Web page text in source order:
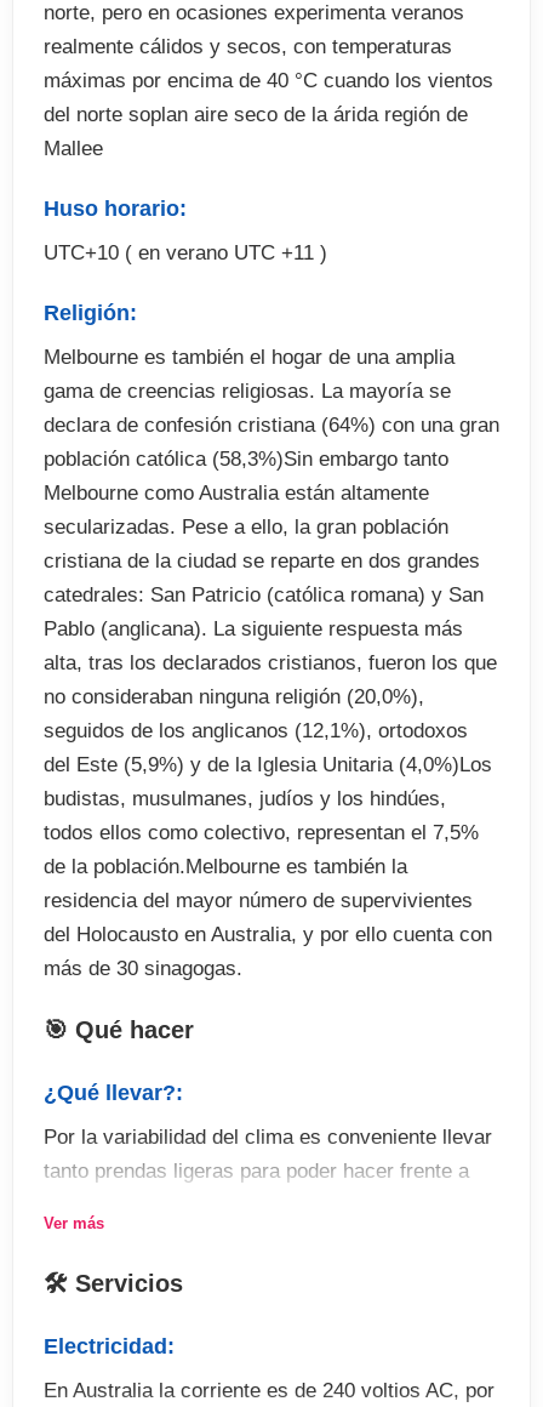
norte, pero en ocasiones experimenta veranos
realmente cálidos y secos, con temperaturas
máximas por encima de 40 °C cuando los vientos
del norte soplan aire seco de la árida región de
Mallee
Huso horario:
UTC+10 ( en verano UTC +11 )
Religión:
Melbourne es también el hogar de una amplia
gama de creencias religiosas. La mayoría se
declara de confesión cristiana (64%) con una gran
población católica (58,3%)Sin embargo tanto
Melbourne como Australia están altamente
secularizadas. Pese a ello, la gran población
cristiana de la ciudad se reparte en dos grandes
catedrales: San Patricio (católica romana) y San
Pablo (anglicana). La siguiente respuesta más
alta, tras los declarados cristianos, fueron los que
no consideraban ninguna religión (20,0%),
seguidos de los anglicanos (12,1%), ortodoxos
del Este (5,9%) y de la Iglesia Unitaria (4,0%)Los
budistas, musulmanes, judíos y los hindúes,
todos ellos como colectivo, representan el 7,5%
de la población.Melbourne es también la
residencia del mayor número de supervivientes
del Holocausto en Australia, y por ello cuenta con
más de 30 sinagogas.
🎯 Qué hacer
¿Qué llevar?:
Por la variabilidad del clima es conveniente llevar
tanto prendas ligeras para poder hacer frente a
impermeable para la lluvia.
Actividades:
Comenzando por los jardines que puedes visitar
Ver más
🛠 Servicios
Electricidad:
En Australia la corriente es de 240 voltios AC, por